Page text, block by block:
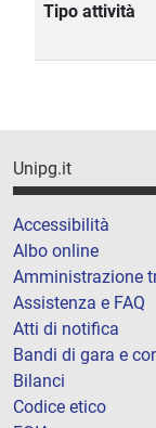
Tipo attività
Unipg.it
Accessibilità
Albo online
Amministrazione
Assistenza e FAQ
Atti di notifica
Bandi di gara e
Bilanci
Codice etico